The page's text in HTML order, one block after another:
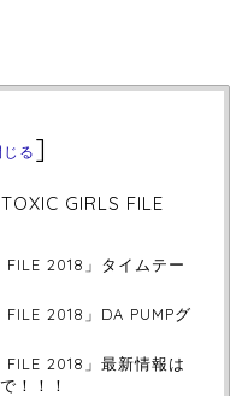
じる]
GIRLS FILE
FILE 2018」タイムテー
FILE 2018」DA PUMPグ
FILE 2018」最新情報は
！！！